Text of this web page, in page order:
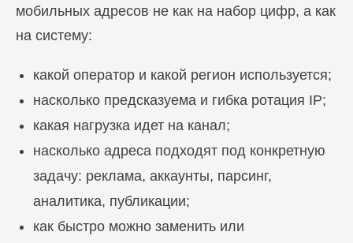
мобильных адресов не как на набор цифр, а как
на систему:
какой оператор и какой регион используется;
насколько предсказуема и гибка ротация IP;
какая нагрузка идет на канал;
насколько адреса подходят под конкретную
задачу: реклама, аккаунты, парсинг,
аналитика, публикации;
как быстро можно заменить или